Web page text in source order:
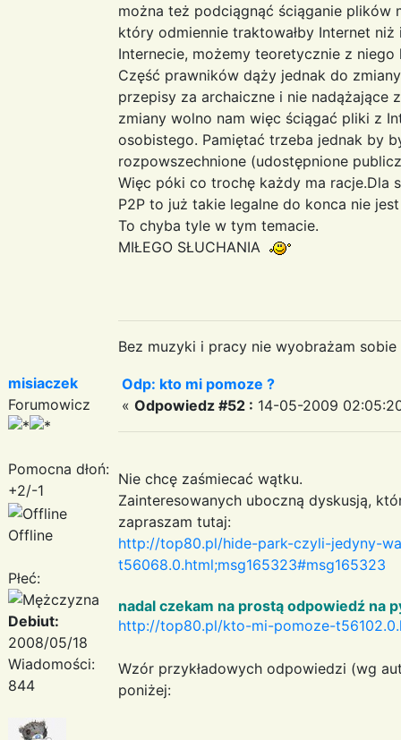
można też podciągnąć ściąganie plików
który odmiennie traktowałby Internet
Internecie, możemy teoretycznie z
Część prawników dąży jednak do
przepisy za archaiczne i nie nadążające
zmiany wolno nam więc ściągać pliki z
osobistego. Pamiętać trzeba jednak by
rozpowszechnione (udostępnione
Więc póki co trochę każdy ma racje.Dla
P2P to już takie legalne do konca nie
To chyba tyle w tym temacie.
MIŁEGO SŁUCHANIA
Bez muzyki i pracy nie wyobrażam sobie
misiaczek
Forumowicz
Pomocna dłoń:
+2/-1
Offline
Płeć:
Debiut:
2008/05/18
Wiadomości:
844
Odp: kto mi pomoze ?
« Odpowiedz #52 : 14-05-2009
Nie chcę zaśmiecać wątku.
Zainteresowanych uboczną dyskusją,
zapraszam tutaj:
http://top80.pl/hide-park-czyli-jedyny-
t56068.0.html;msg165323#msg165323
nadal czekam na prostą odpowiedź na
http://top80.pl/kto-mi-pomoze-
Wzór przykładowych odpowiedzi (wg
poniżej: